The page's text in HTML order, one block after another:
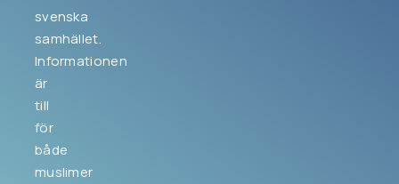
svenska
samhället.
Informationen
är
till
för
både
muslimer